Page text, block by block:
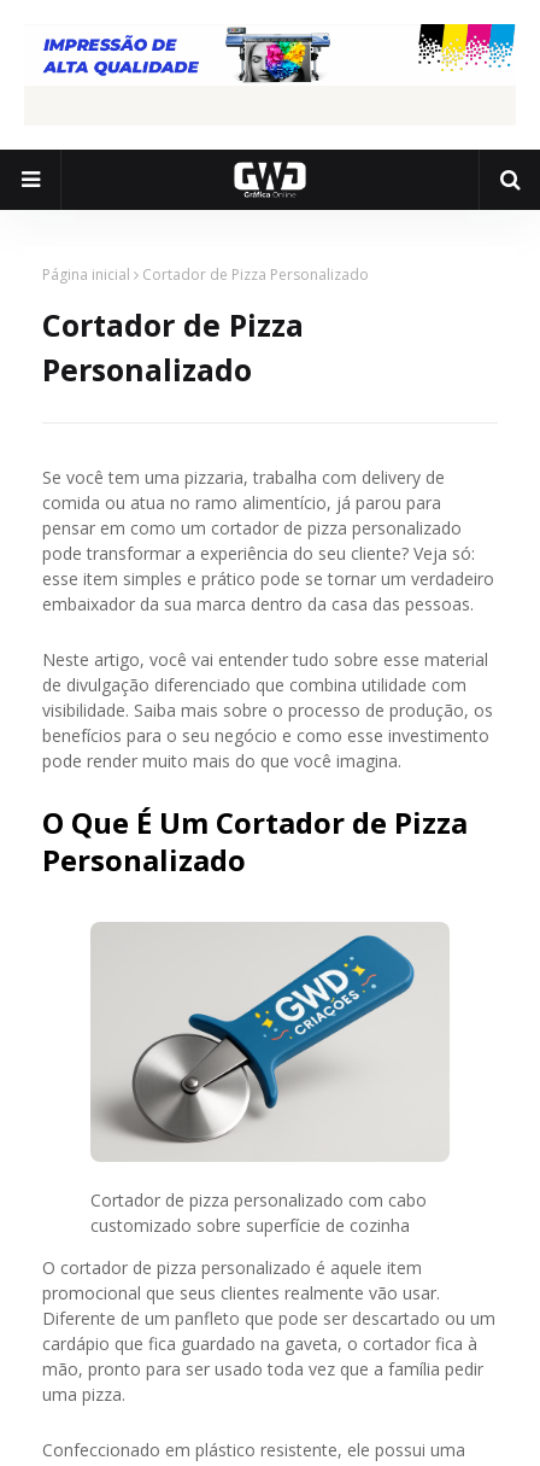
Página inicial Cortador de Pizza Personalizado
Cortador de Pizza
Personalizado
Se você tem uma pizzaria, trabalha com delivery de
comida ou atua no ramo alimentício, já parou para
pensar em como um cortador de pizza personalizado
pode transformar a experiência do seu cliente? Veja só:
esse item simples e prático pode se tornar um verdadeiro
embaixador da sua marca dentro da casa das pessoas.
Neste artigo, você vai entender tudo sobre esse material
de divulgação diferenciado que combina utilidade com
visibilidade. Saiba mais sobre o processo de produção, os
benefícios para o seu negócio e como esse investimento
pode render muito mais do que você imagina.
O Que É Um Cortador de Pizza
Personalizado
Cortador de pizza personalizado com cabo
customizado sobre superfície de cozinha
O cortador de pizza personalizado é aquele item
promocional que seus clientes realmente vão usar.
Diferente de um panfleto que pode ser descartado ou um
cardápio que fica guardado na gaveta, o cortador fica à
mão, pronto para ser usado toda vez que a família pedir
uma pizza.
Confeccionado em plástico resistente, ele possui uma